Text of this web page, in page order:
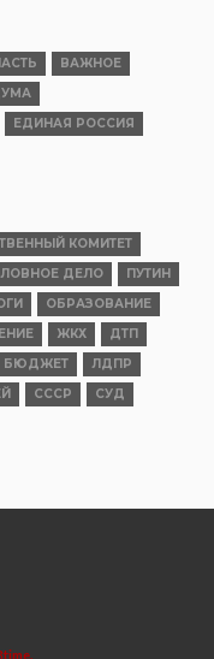
ВАЖНОЕ
ЕДИНАЯ РОССИЯ
КОМИТЕТ
ДЕЛО
ПУТИН
ОБРАЗОВАНИЕ
ЖКХ
ДТП
БЮДЖЕТ
ЛДПР
СССР
СУД